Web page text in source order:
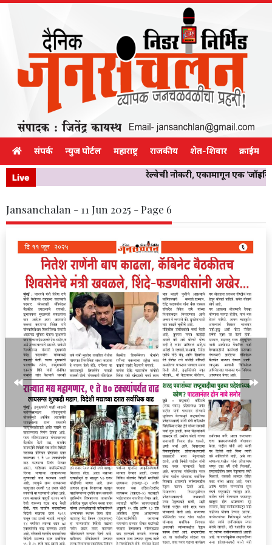
संपर्क न्युज पोर्टल महाराष्ट्र राजकीय शेत-शिवार क्राईम
Live रेल्वेची नोकरी, एकामागून एक
Jansanchalan - 11 Jun 2025 - Page 6